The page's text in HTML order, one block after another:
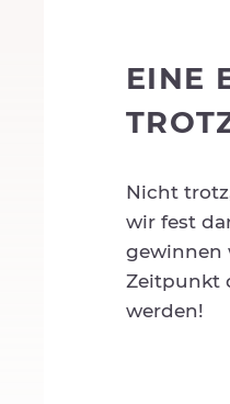
EINE
Nicht
wir fest
gewinnen
Zeitpunkt
werden!